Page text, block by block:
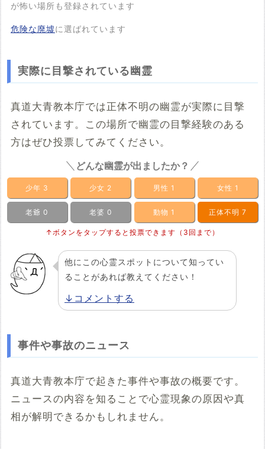
が怖い場所も登録されています
危険な廃墟に選ばれています
実際に目撃されている幽霊
真道大青教本庁では正体不明の幽霊が実際に目撃
されています。この場所で幽霊の目撃経験のある
方はぜひ投票してみてください。
どんな幽霊が出ましたか？
少年 3 少女 2 男性 1 女性 1
老爺 0 老婆 0 動物 1 正体不明 7
↑ボタンをタップすると投票できます（3回まで）
他にこの心霊スポットについて知ってい
ることがあれば教えてください！
↓コメントする
事件や事故のニュース
真道大青教本庁で起きた事件や事故の概要です。
ニュースの内容を知ることで心霊現象の原因や真
相が解明できるかもしれません。